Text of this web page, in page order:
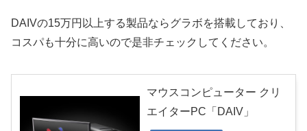
DAIVの15万円以上する製品ならグラボを搭載しており、
コスパも十分に高いので是非チェックしてください。
マウスコンピューター クリ
エイターPC「DAIV」